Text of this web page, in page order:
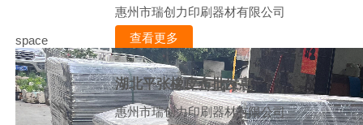
惠州市瑞创力印刷器材有限公司
查看更多
space
湖北平张橡皮布批发惠
惠州市瑞创力印刷器材有限公司